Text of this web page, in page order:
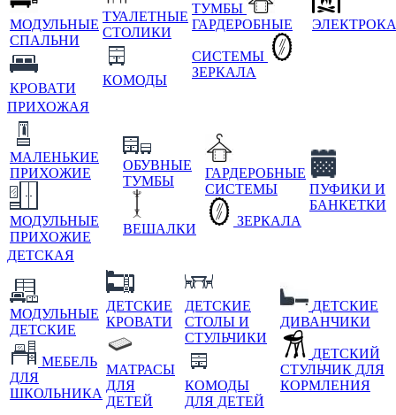
МОДУЛЬНЫЕ
СПАЛЬНИ
КРОВАТИ
ТУАЛЕТНЫЕ
СТОЛИКИ
КОМОДЫ
ТУМБЫ
ГАРДЕРОБНЫЕ
СИСТЕМЫ
ЗЕРКАЛА
ПРИХОЖАЯ
МАЛЕНЬКИЕ
ПРИХОЖИЕ
МОДУЛЬНЫЕ
ПРИХОЖИЕ
ОБУВНЫЕ
ТУМБЫ
ВЕШАЛКИ
ГАРДЕРОБНЫЕ
СИСТЕМЫ
ЗЕРКАЛА
ПУФИКИ И
БАНКЕТКИ
ДЕТСКАЯ
МОДУЛЬНЫЕ
ДЕТСКИЕ
МЕБЕЛЬ
ДЛЯ
ШКОЛЬНИКА
ДЕТСКИЕ
КРОВАТИ
МАТРАСЫ
ДЛЯ
ДЕТЕЙ
ДЕТСКИЕ
СТОЛЫ И
СТУЛЬЧИКИ
КОМОДЫ
ДЛЯ ДЕТЕЙ
ДЕТСКИЕ
ДИВАНЧИКИ
ДЕТСКИЙ
СТУЛЬЧИК ДЛЯ
КОРМЛЕНИЯ